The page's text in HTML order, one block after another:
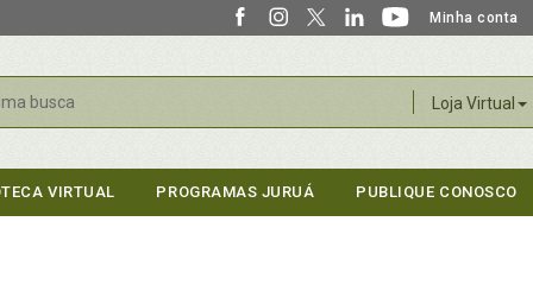
Minha conta
Loja Virtual
VIRTUAL PROGRAMAS JURUÁ PUBLIQUE CONOSCO